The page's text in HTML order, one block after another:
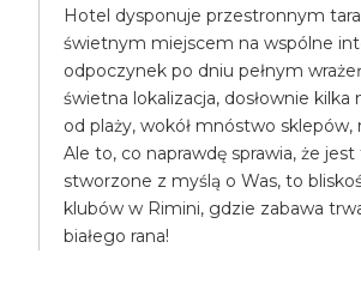
Hotel dysponuje przestronnym
świetnym miejscem na wspólne
odpoczynek po dniu pełnym
świetna lokalizacja, dosłownie
od plaży, wokół mnóstwo sklepów,
Ale to, co naprawdę sprawia, że
stworzone z myślą o Was, to
klubów w Rimini, gdzie zabawa
białego rana!